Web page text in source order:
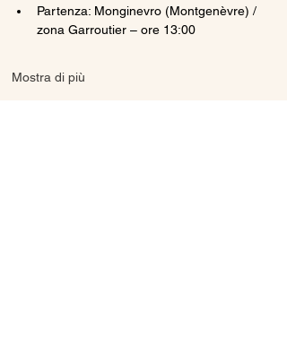
Partenza: Monginevro (Montgenèvre) /
zona Garroutier – ore 13:00
Mostra di più